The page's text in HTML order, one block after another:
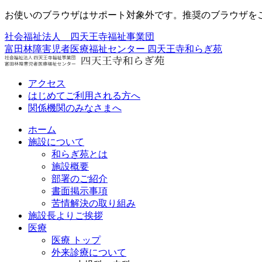
お使いのブラウザはサポート対象外です。推奨のブラウザを
社会福祉法人 四天王寺福祉事業団
富田林障害児者医療福祉センター 四天王寺和らぎ苑
アクセス
はじめてご利用される方へ
関係機関のみなさまへ
ホーム
施設について
和らぎ苑とは
施設概要
部署のご紹介
書面掲示事項
苦情解決の取り組み
施設長よりご挨拶
医療
医療 トップ
外来診療について